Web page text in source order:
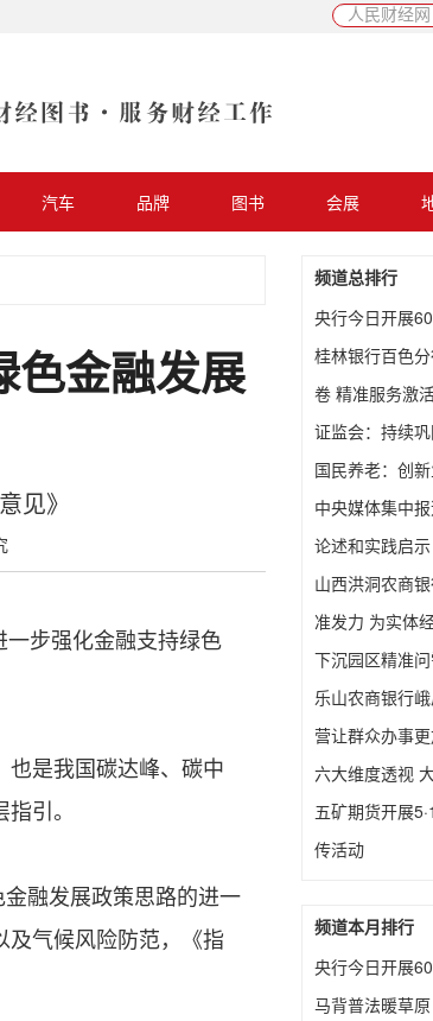
汽车 品牌 图书 会展
色金融发展
见》
一步强化金融支持绿色
也是我国碳达峰、碳中
引。
融发展政策思路的进一
及气候风险防范，《指
频道总排行
央行今日开展
桂林银行百色
卷 精准服务激
证监会：持续
国民养老：创
中央媒体集中
论述和实践启示
山西洪洞农商
准发力 为实体
下沉园区精准
乐山农商银行
营让群众办事
六大维度透视
五矿期货开展
传活动
频道本月排行
央行今日开展
马背普法暖草